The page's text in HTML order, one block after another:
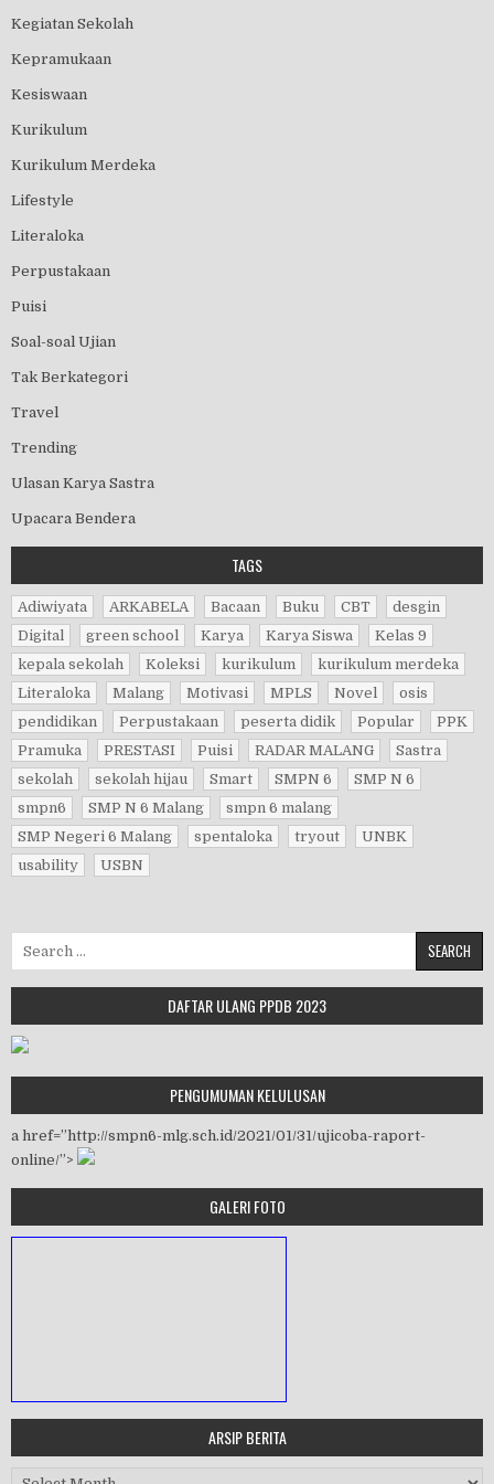
Kegiatan Sekolah
Kepramukaan
Kesiswaan
Kurikulum
Kurikulum Merdeka
Lifestyle
Literaloka
Perpustakaan
Puisi
Soal-soal Ujian
Tak Berkategori
Travel
Trending
Ulasan Karya Sastra
Upacara Bendera
TAGS
Adiwiyata ARKABELA Bacaan Buku CBT
desgin
Digital
green school Karya Karya Siswa
Kelas 9
kepala sekolah
Koleksi kurikulum
kurikulum merdeka
Literaloka
Malang Motivasi MPLS Novel
osis
pendidikan
Perpustakaan peserta didik Popular
PPK
Pramuka
PRESTASI Puisi RADAR MALANG
Sastra
sekolah
sekolah hijau Smart SMPN 6
SMP N 6
smpn6
SMP N 6 Malang
smpn 6 malang
SMP Negeri 6 Malang
spentaloka tryout
UNBK
usability
USBN
DAFTAR ULANG PPDB 2023
PENGUMUMAN KELULUSAN
a href=”http://smpn6-mlg.sch.id/2021/01/31/ujicoba-raport-
online/”>
GALERI FOTO
ARSIP BERITA
Arsip Berita